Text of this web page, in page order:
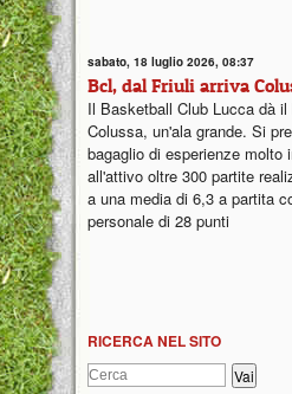
sabato, 18 luglio 2026, 08:37
Bcl, dal Friuli arriva
Il Basketball Club Lucca dà
Colussa, un'ala grande. Si
bagaglio di esperienze molto
all'attivo oltre 300 partite
a una media di 6,3 a partita
personale di 28 punti
RICERCA NEL SITO